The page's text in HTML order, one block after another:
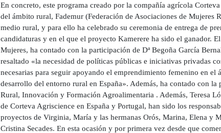
En concreto, este programa creado por la compañía agrícola
del ámbito rural, Fademur (Federación de Asociaciones de Mujeres
medio rural, y para ello ha celebrado su ceremonia de entrega de
candidaturas y en el que el proyecto Kamerere ha sido el ganador.
Mujeres, ha contado con la participación de Dª Begoña García
resaltado «la necesidad de políticas públicas e iniciativas privadas
necesarias para seguir apoyando el emprendimiento femenino en
desarrollo del entorno rural en España». Además, ha contado con
Rural, Innovación y Formación Agroalimentaria . Además, Teresa
de Corteva Agriscience en España y Portugal, han sido los
proyectos de Virginia, María y las hermanas Orós, Marina, Elena y
Cristina Secades. En esta ocasión y por primera vez desde que